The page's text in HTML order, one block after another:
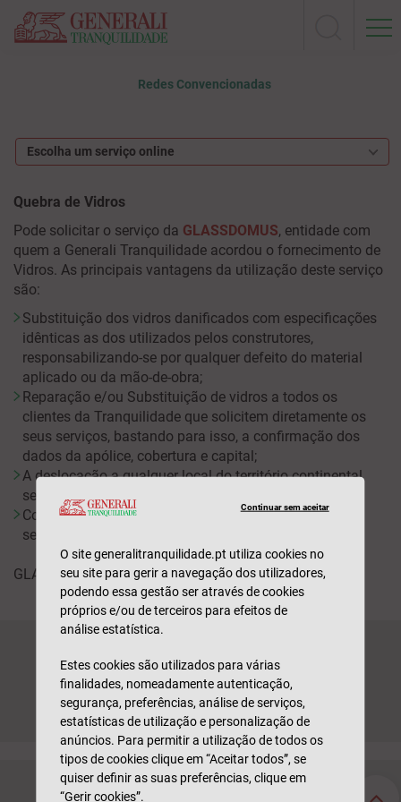
Redes Convencionadas
Escolha um serviço online
Quebra de Vidros
Pode solicitar o serviço da GLASSDOMUS, entidade com
quem a Generali Tranquilidade acordou o fornecimento de
Vidros. As principais vantagens da utilização deste serviço
são:
Substituição dos vidros danificados com especificações
idênticas as dos utilizados pelos construtores,
responsabilizando-se por qualquer defeito do material
aplicado ou da mão-de-obra;
Reparação e/ou Substituição de vidros a todos os
clientes da Tranquilidade que solicitem diretamente os
seus serviços, bastando para isso, a confirmação dos
dados da apólice, cobertura e capital;
A deslocação a qualquer local do território continental
sempre que solicitados os seus serviços;
Colocação ainda que provisória de vidro anti-intrusão,
sempre que o vidro a substituir não exista em stock.
GLASSDOMUS: 808 20 20 13
CONTACTEM-ME
Seguros Particulares
Continuar sem aceitar
O site generalitranquilidade.pt utiliza cookies no
seu site para gerir a navegação dos utilizadores,
podendo essa gestão ser através de cookies
próprios e/ou de terceiros para efeitos de
análise estatística.
Estes cookies são utilizados para várias
finalidades, nomeadamente autenticação,
segurança, preferências, análise de serviços,
estatísticas de utilização e personalização de
anúncios. Para permitir a utilização de todos os
tipos de cookies clique em “Aceitar todos”, se
quiser definir as suas preferências, clique em
“Gerir cookies”.